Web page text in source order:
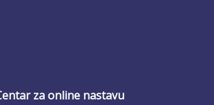
za online nastavu